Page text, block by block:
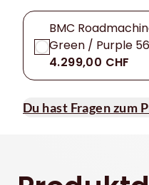
BMC
Green / Purple 56
4.299,00 CHF
Du hast Fragen zum